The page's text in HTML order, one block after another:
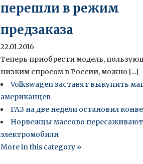
перешли в режим
предзаказа
22.01.2016
Теперь приобрести модель,
низким спросом в России, можно [...]
Volkswagen заставят выкупить
американцев
ГАЗ на две недели остановил
Норвежцы массово
электромобили
More in this category »